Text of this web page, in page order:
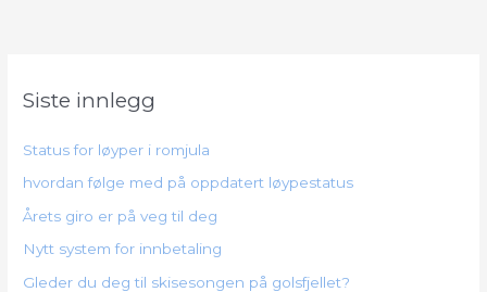
Siste innlegg
Status for løyper i romjula
hvordan følge med på oppdatert løypestatus
Årets giro er på veg til deg
Nytt system for innbetaling
Gleder du deg til skisesongen på golsfjellet?